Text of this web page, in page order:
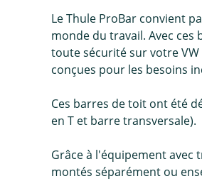
Le Thule ProBar convient
monde du travail. Avec
toute sécurité sur votre VW
conçues pour les besoins
Ces barres de toit ont été
en T et barre transversale).
Grâce à l'équipement avec
montés séparément ou